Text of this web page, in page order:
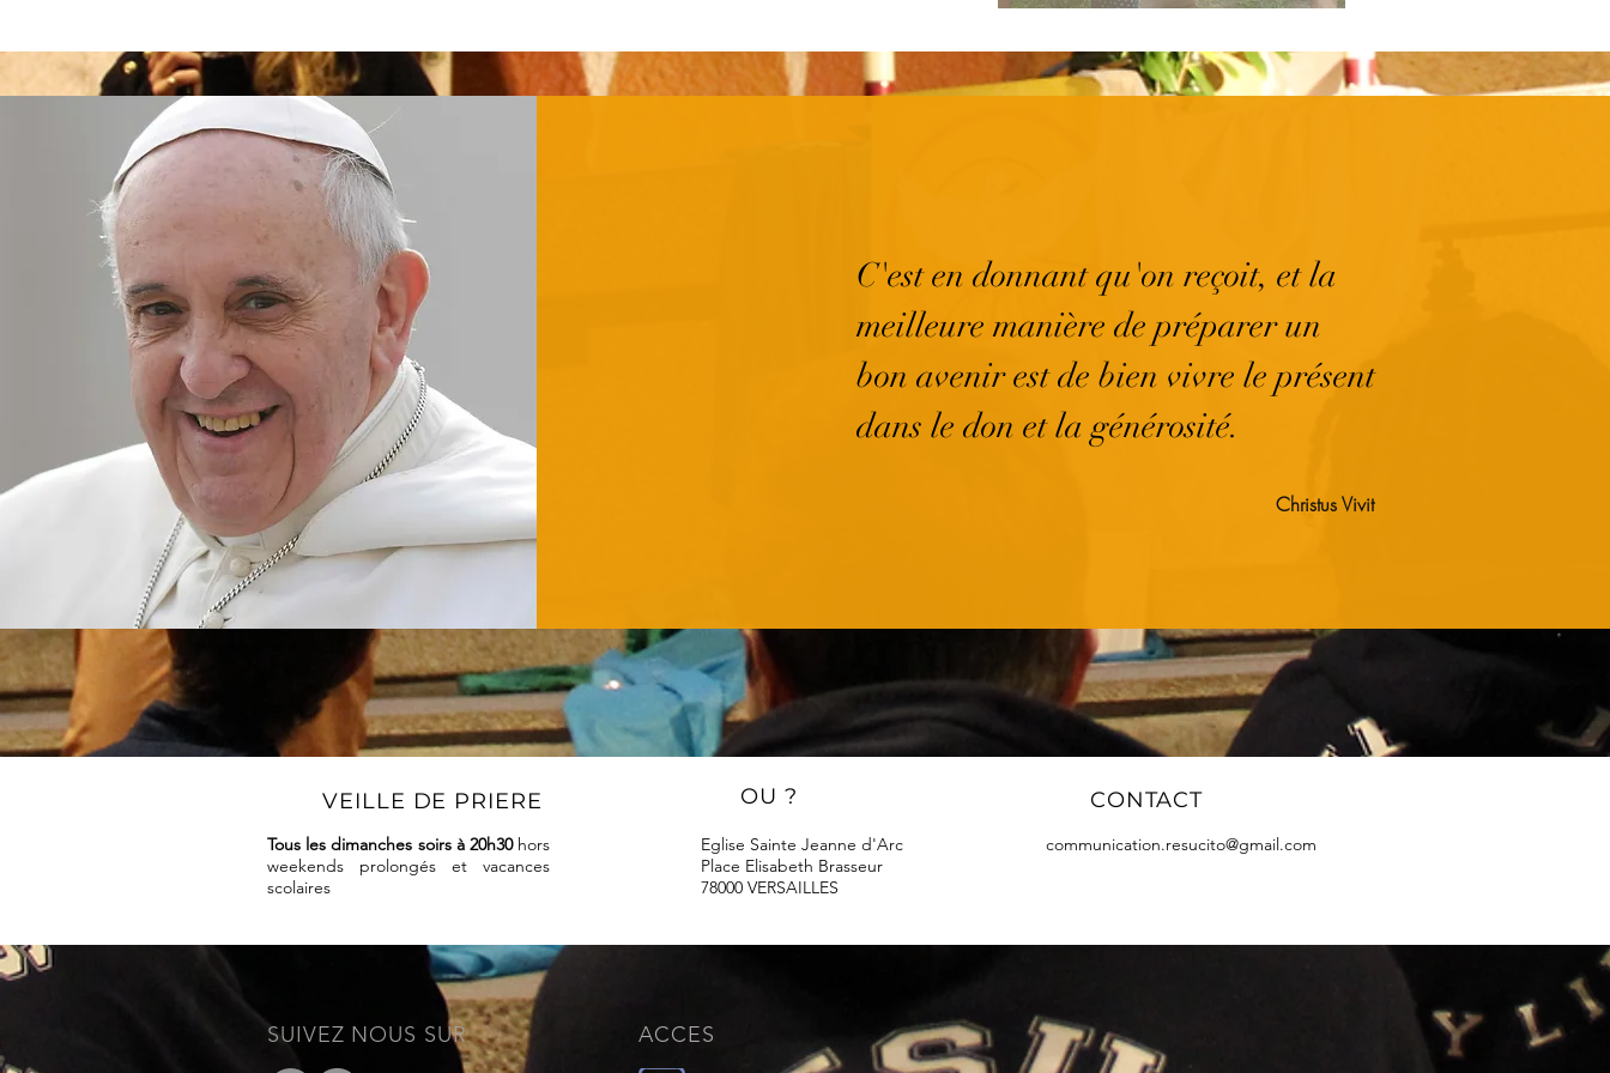
C'est en donnant qu'on reçoit, et la
meilleure manière de préparer un
bon avenir est de bien vivre le présent
dans le don et la générosité.
Christus Vivit
VEILLE DE PRIERE
Tous les dimanches soirs à 20h30hors
weekends prolongés et vacances
scolaires
OU ?
Eglise Sainte Jeanne d'Arc
Place Elisabeth Brasseur
78000 VERSAILLES
CONTACT
communication.resucito@gmail.com
SUIVEZ NOUS SUR ACCES